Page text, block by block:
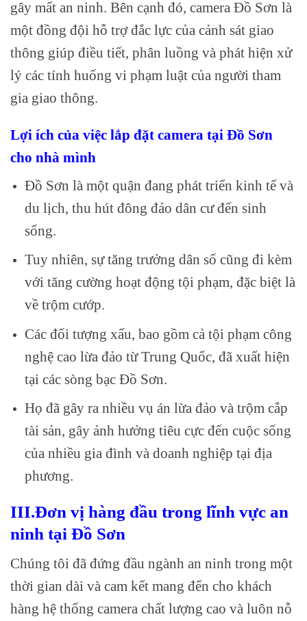
gây mất an ninh. Bên cạnh đó, camera Đồ Sơn là
một đồng đội hỗ trợ đắc lực của cảnh sát giao
thông giúp điều tiết, phân luồng và phát hiện xử
lý các tính huống vi phạm luật của người tham
gia giao thông.
Lợi ích của việc lắp đặt camera tại Đồ Sơn
cho nhà mình
Đồ Sơn là một quận đang phát triển kinh tế và
du lịch, thu hút đông đảo dân cư đến sinh
sống.
Tuy nhiên, sự tăng trưởng dân số cũng đi kèm
với tăng cường hoạt động tội phạm, đặc biệt là
về trộm cướp.
Các đối tượng xấu, bao gồm cả tội phạm công
nghệ cao lừa đảo từ Trung Quốc, đã xuất hiện
tại các sòng bạc Đồ Sơn.
Họ đã gây ra nhiều vụ án lừa đảo và trộm cắp
tài sản, gây ảnh hưởng tiêu cực đến cuộc sống
của nhiều gia đình và doanh nghiệp tại địa
phương.
III.Đơn vị hàng đầu trong lĩnh vực an
ninh tại Đồ Sơn
Chúng tôi đã đứng đầu ngành an ninh trong một
thời gian dài và cam kết mang đến cho khách
hàng hệ thống camera chất lượng cao và luôn nỗ